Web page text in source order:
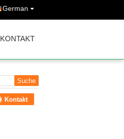
German
KONTAKT
Kontakt